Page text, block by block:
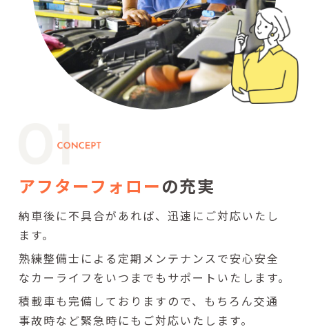
アフターフォローの充実
納車後に不具合があれば、迅速にご対応いたし
ます。
熟練整備士による定期メンテナンスで安心安全
なカーライフをいつまでもサポートいたします。
積載車も完備しておりますので、もちろん交通
事故時など緊急時にもご対応いたします。